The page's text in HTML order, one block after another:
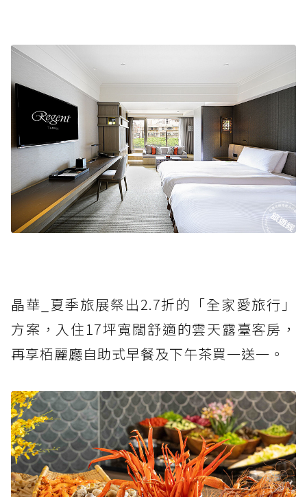
晶華_夏季旅展祭出2.7折的「全家愛旅行」
方案，入住17坪寬闊舒適的雲天露臺客房，
再享栢麗廳自助式早餐及下午茶買一送一。